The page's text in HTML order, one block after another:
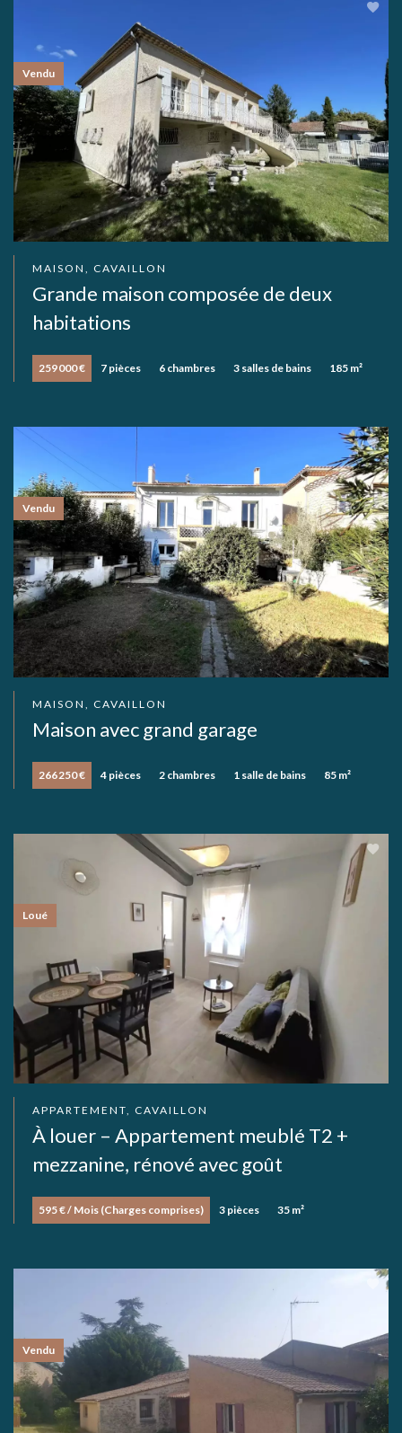
MAISON, CAVAILLON
Grande maison composée de deux
habitations
259 000 € 7 pièces 6 chambres 3 salles de bains 185 m²
Vendu
MAISON, CAVAILLON
Maison avec grand garage
266 250 € 4 pièces 2 chambres 1 salle de bains 85 m²
Vendu
APPARTEMENT, CAVAILLON
À louer – Appartement meublé T2 +
mezzanine, rénové avec goût
595 € / Mois (Charges comprises) 3 pièces 35 m²
Loué
Vendu